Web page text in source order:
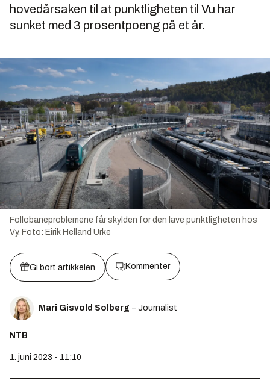
hovedårsaken til at punktligheten til Vu har
sunket med 3 prosentpoeng på et år.
Follobaneproblemene får skylden for den lave punktligheten hos
Vy. Foto: Eirik Helland Urke
Gi bort artikkelen Kommenter
Mari Gisvold Solberg – Journalist
NTB
1. juni 2023 - 11:10